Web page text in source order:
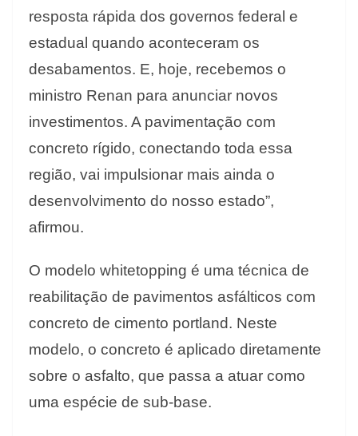
resposta rápida dos governos federal e
estadual quando aconteceram os
desabamentos. E, hoje, recebemos o
ministro Renan para anunciar novos
investimentos. A pavimentação com
concreto rígido, conectando toda essa
região, vai impulsionar mais ainda o
desenvolvimento do nosso estado”,
afirmou.
O modelo whitetopping é uma técnica de
reabilitação de pavimentos asfálticos com
concreto de cimento portland. Neste
modelo, o concreto é aplicado diretamente
sobre o asfalto, que passa a atuar como
uma espécie de sub-base.